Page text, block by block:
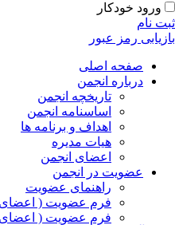
ورود خودکار
ثبت نام
بازیابی رمز عبور
صفحه اصلی
درباره انجمن
تاریخچه انجمن
اساسنامه انجمن
اهداف و برنامه ها
هیات مدیره
اعضای انجمن
عضویت در انجمن
راهنمای عضویت
فرم عضویت (
فرم عضویت (